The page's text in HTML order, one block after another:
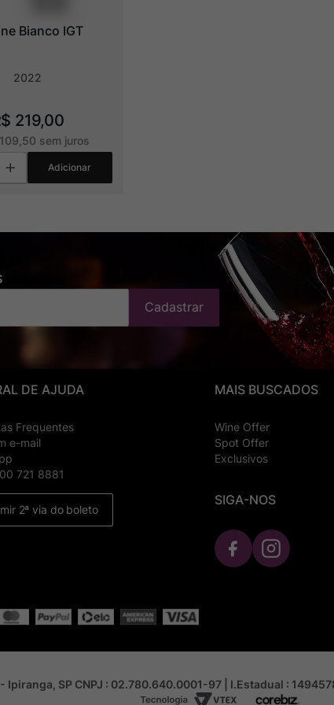
Bianco IGT
2022
219,00
109 50 sem juros
Adicionar
Cadastrar
DE AJUDA
Frequentes
e-mail
721 8881
2ª via do boleto
MAIS BUSCADOS
Wine Offer
Spot Offer
Exclusivos
SIGA-NOS
Ipiranga, SP CNPJ : 02.780.640.0001-97 | I.Estadual :